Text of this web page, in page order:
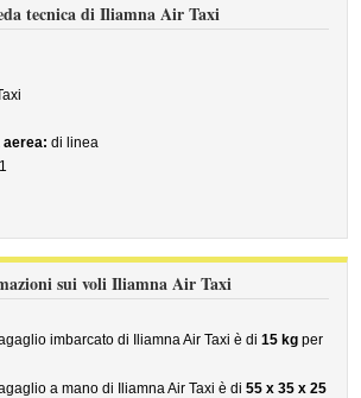
tecnica di Iliamna Air Taxi
aerea: di linea
sui voli Iliamna Air Taxi
imbarcato di Iliamna Air Taxi è di15 kg per
a mano di Iliamna Air Taxi è di55 x 35 x 25